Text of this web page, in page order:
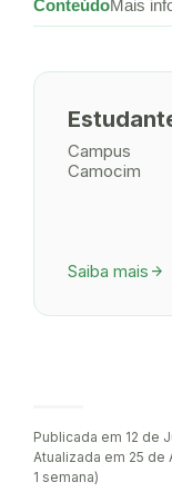
ConteúdoMais
Campus
Camocim
Saiba mais arrow_forward
Publicada em 12 de
Atualizada em 25 de
1 semana)